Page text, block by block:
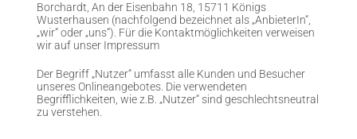
Borchardt, An der Eisenbahn 18, 15711 Königs
Wusterhausen (nachfolgend bezeichnet als „AnbieterIn“,
„wir“ oder „uns“). Für die Kontaktmöglichkeiten verweisen
wir auf unser Impressum
Der Begriff „Nutzer“ umfasst alle Kunden und Besucher
unseres Onlineangebotes. Die verwendeten
Begrifflichkeiten, wie z.B. „Nutzer“ sind geschlechtsneutral
zu verstehen.